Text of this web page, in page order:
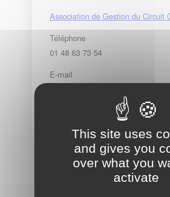
Association de Gestion du Circuit
Téléphone
01 48 63 73 54
E-mail
Voir le site Organisateur
This site uses
and gives you
over what you
activate